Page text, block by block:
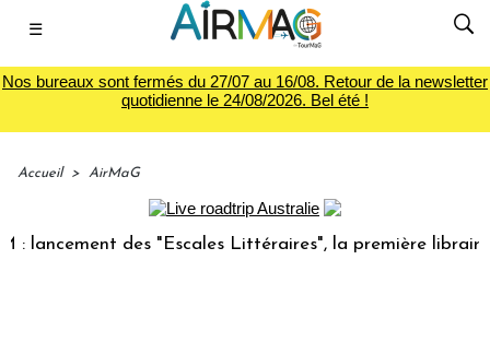
☰
Nos bureaux sont fermés du 27/07 au 16/08. Retour de la newsletter
quotidienne le 24/08/2026. Bel été !
Accueil > AirMaG
des "Escales Littéraires", la première librairie du